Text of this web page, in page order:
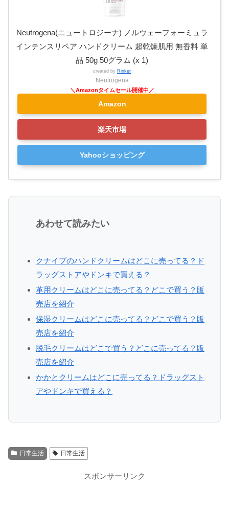
Neutrogena(ニュートロジーナ) ノルウェーフォーミュラ
インテンスリペア ハンドクリーム 超乾燥肌用 無香料 単
品 50g 50グラム (x 1)
created by Rinker
Neutrogena
Amazon
楽天市場
Yahooショッピング
あわせて読みたい
クナイプのハンドクリームはどこに売ってる？ド
ラッグストアやドンキで買える？
革用クリームはどこに売ってる？どこで買う？販
売店を紹介
保湿クリームはどこに売ってる？どこで買う？販
売店を紹介
脱毛クリームはどこで買う？どこに売ってる？販
売店を紹介
かかとクリームはどこに売ってる？ドラッグスト
アやドンキで買える？
日常生活 日常生活
スポンサーリンク